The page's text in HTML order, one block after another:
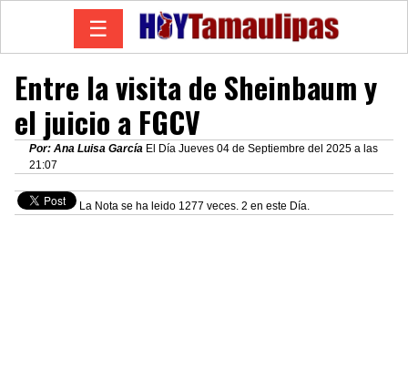
☰
Entre la visita de Sheinbaum y
el juicio a FGCV
Por: Ana Luisa García El Día Jueves 04 de Septiembre del 2025 a las
21:07
La Nota se ha leido 1277 veces. 2 en este Día.